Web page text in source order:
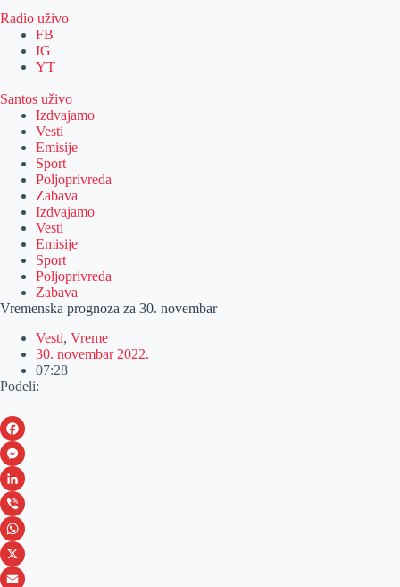
Radio uživo
FB
IG
YT
Santos uživo
Izdvajamo
Vesti
Emisije
Sport
Poljoprivreda
Zabava
Izdvajamo
Vesti
Emisije
Sport
Poljoprivreda
Zabava
Vremenska prognoza za 30. novembar
Vesti, Vreme
30. novembar 2022.
07:28
Podeli:
F
a
c
e
b
o
M
e
s
s
e
L
i
n
k
V
i
b
W
h
X